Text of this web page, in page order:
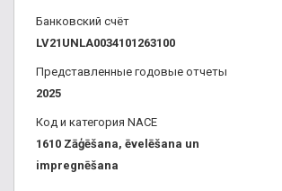
Банковский счёт
LV21UNLA0034101263100
Представленные годовые отчеты
2025
Код и категория NACE
1610 Zāģēšana, ēvelēšana un
impregnēšana